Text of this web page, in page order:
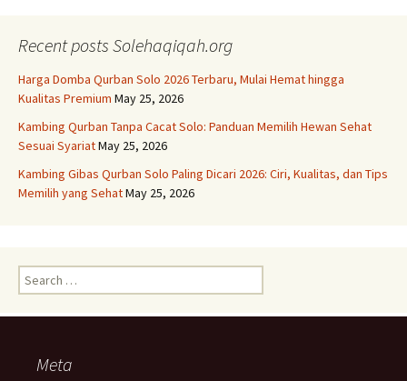
Recent posts Solehaqiqah.org
Harga Domba Qurban Solo 2026 Terbaru, Mulai Hemat hingga
Kualitas Premium May 25, 2026
Kambing Qurban Tanpa Cacat Solo: Panduan Memilih Hewan Sehat
Sesuai SyariatMay 25, 2026
Kambing Gibas Qurban Solo Paling Dicari 2026: Ciri, Kualitas, dan Tips
Memilih yang SehatMay 25, 2026
Search
for:
Meta